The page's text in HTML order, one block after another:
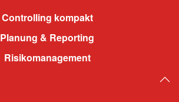
Controlling kompakt
Planung & Reporting
Risikomanagement